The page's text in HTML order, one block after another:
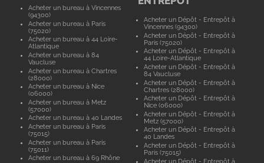
Acheter un bureau à Vincennes
(94300)
Acheter un bureau à Paris
(75020)
Acheter un bureau à 44 Loire-
Atlantique
Acheter un bureau à 84
Vaucluse
Acheter un bureau à Chartres
(28000)
Acheter un bureau à Nice
(06000)
Acheter un bureau à Metz
(57000)
Acheter un bureau à 40 Landes
Acheter un bureau à Paris
(75015)
Acheter un bureau à Paris
(75011)
Acheter un bureau à 69 Rhône
Acheter un Dépôt - Entrepôt à
Vincennes (94300)
Acheter un Dépôt - Entrepôt à
Paris (75020)
Acheter un Dépôt - Entrepôt à
44 Loire-Atlantique
Acheter un Dépôt - Entrepôt à
84 Vaucluse
Acheter un Dépôt - Entrepôt à
Chartres (28000)
Acheter un Dépôt - Entrepôt à
Nice (06000)
Acheter un Dépôt - Entrepôt à
Metz (57000)
Acheter un Dépôt - Entrepôt à
40 Landes
Acheter un Dépôt - Entrepôt à
Paris (75015)
Acheter un Dépôt - Entrepôt à